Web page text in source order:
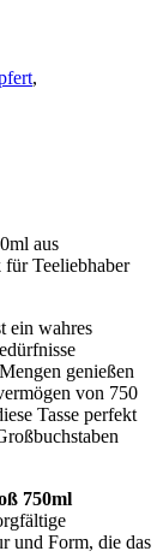
,
aus
Teeliebhaber
ein wahres
genießen
von 750
Tasse perfekt
750ml
und Form, die das